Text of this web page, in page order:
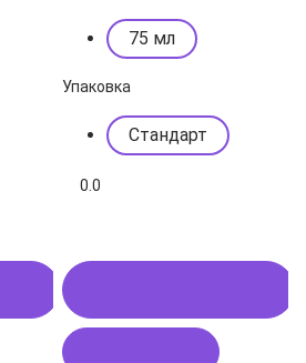
75 мл
Упаковка
Стандарт
0.0